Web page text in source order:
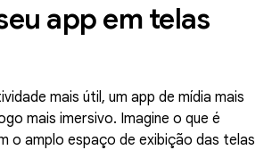
app em telas
mais útil, um app de mídia mais
mais imersivo. Imagine o que é
o amplo espaço de exibição das telas